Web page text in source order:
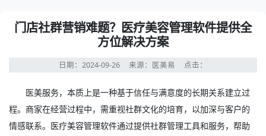
门店社群营销难题？医疗美容管理软件提供全
方位解决方案
日期：2024-09-26 来源：医美易 点击：
医美服务，本质上是一种基于信任与满意度的长期关系建立过
程。商家在经营过程中，需重视社群文化的培育，以加深与客户的
情感联系。 医疗美容管理软件通过提供社群管理工具和服务，帮助